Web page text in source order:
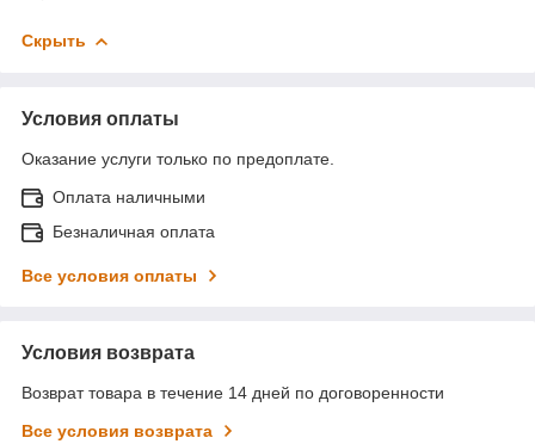
Скрыть
Условия оплаты
Оказание услуги только по предоплате.
Оплата наличными
Безналичная оплата
Все условия оплаты
Условия возврата
Возврат товара в течение 14 дней по договоренности
Все условия возврата